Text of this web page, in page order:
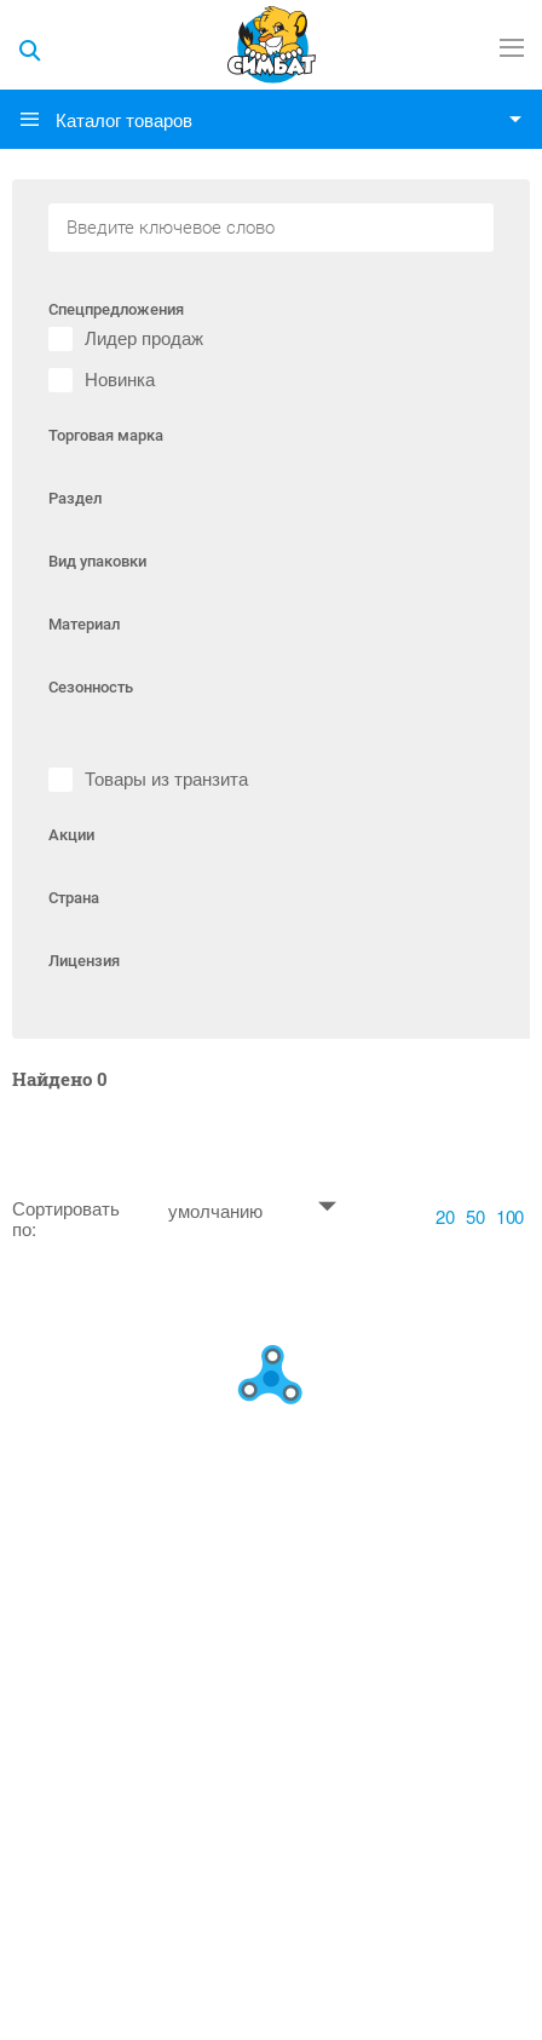
Каталог товаров
Спецпредложения
Лидер продаж
Новинка
Торговая марка
Раздел
Вид упаковки
Материал
Сезонность
Товары из транзита
Акции
Страна
Лицензия
Найдено 0
Сортировать
по:
умолчанию 20 50 100